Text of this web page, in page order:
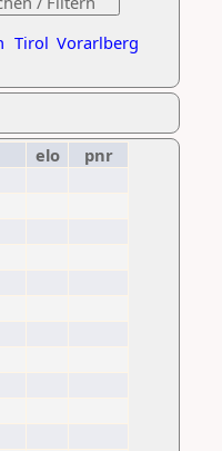
Tirol Vorarlberg
elo
pnr